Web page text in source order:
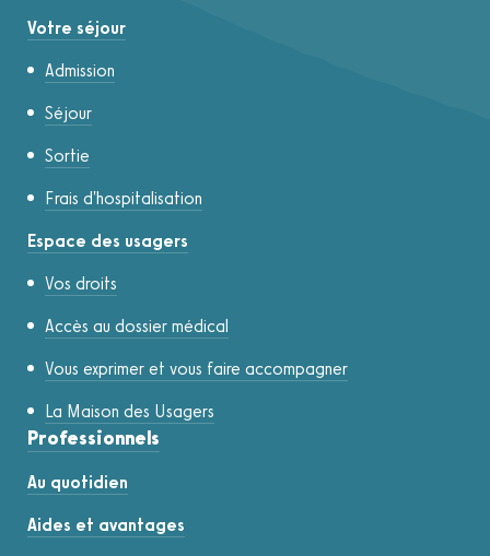
Votre séjour
Admission
Séjour
Sortie
Frais d'hospitalisation
Espace des usagers
Vos droits
Accès au dossier médical
Vous exprimer et vous faire accompagner
La Maison des Usagers
Professionnels
Au quotidien
Aides et avantages